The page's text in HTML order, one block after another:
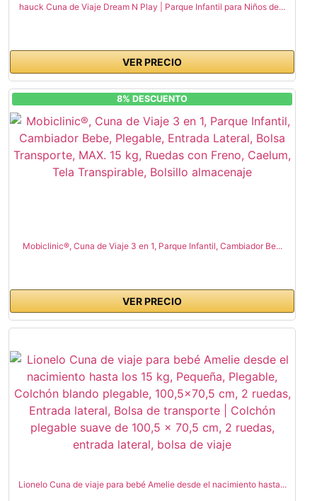
hauck Cuna de Viaje Dream N Play | Parque Infantil para Niños de...
VER PRECIO
8% DESCUENTO
Mobiclinic®, Cuna de Viaje 3 en 1, Parque Infantil, Cambiador Be...
VER PRECIO
Lionelo Cuna de viaje para bebé Amelie desde el nacimiento hasta...